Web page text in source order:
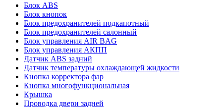
Блок ABS
Блок кнопок
Блок предохранителей подкапотный
Блок предохранителей салонный
Блок управления AIR BAG
Блок управления АКПП
Датчик ABS задний
Датчик температуры охлаждающей жидкости
Кнопка корректора фар
Кнопка многофункциональная
Крышка
Проводка двери задней